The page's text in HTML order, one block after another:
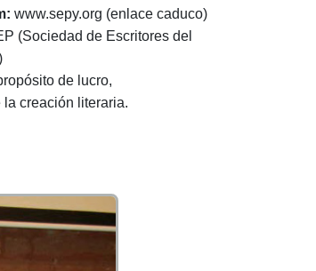
www.sepy.org (enlace caduco)
(Sociedad de Escritores del
de lucro,
creación literaria.